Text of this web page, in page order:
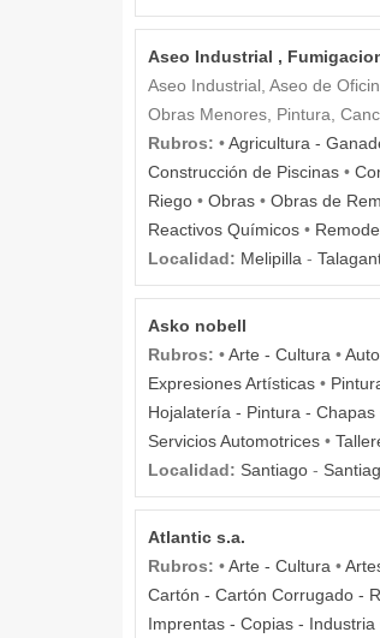
Aseo Industrial ,
Aseo Industrial, Aseo de
Obras Menores, Pintura,
Rubros: •Agricultura -
Construcción de Piscinas •
Riego • Obras • Obras de
Reactivos Químicos •
Localidad: Melipilla -
Asko nobell
Rubros: •Arte - Cultura •
Expresiones Artísticas •
Hojalatería - Pintura - Chapas
Servicios Automotrices •
Localidad: Santiago -
Atlantic s.a.
Rubros: •Arte - Cultura •
Cartón - Cartón Corrugado -
Imprentas - Copias - Industria